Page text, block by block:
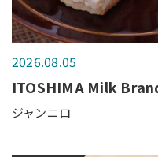
2026.08.05
ITOSHIMA Milk
ジャンニロ